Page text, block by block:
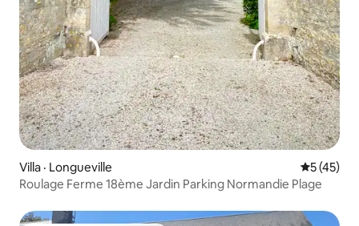
Villa · Longueville Note
5 (45)
Roulage Ferme 18ème Jardin Parking Normandie Plage